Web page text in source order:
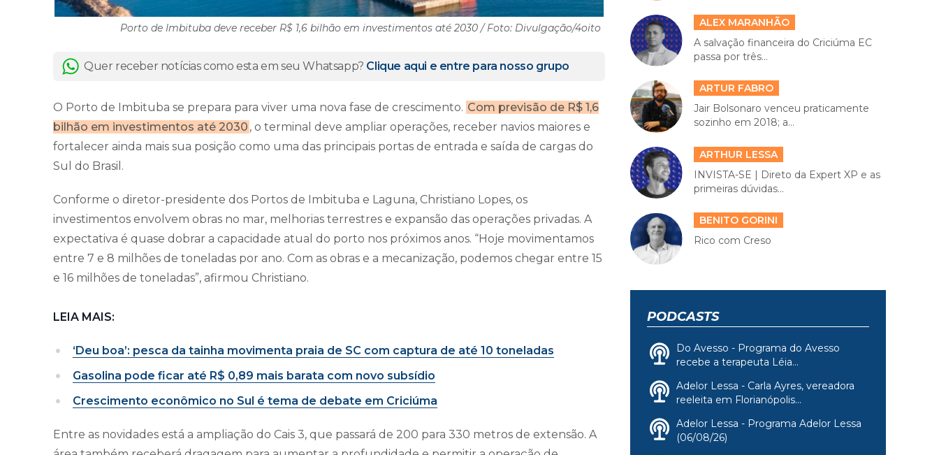
Porto de Imbituba deve receber R$ 1,6 bilhão em investimentos até 2030 / Foto: Divulgação/4oito
Quer receber notícias como esta em seu Whatsapp? Clique aqui e entre para nosso grupo
O Porto de Imbituba se prepara para viver uma nova fase de crescimento. Com previsão de R$ 1,6
bilhão em investimentos até 2030 , o terminal deve ampliar operações, receber navios maiores e
fortalecer ainda mais sua posição como uma das principais portas de entrada e saída de cargas do
Sul do Brasil.
Conforme o diretor-presidente dos Portos de Imbituba e Laguna, Christiano Lopes, os
investimentos envolvem obras no mar, melhorias terrestres e expansão das operações privadas. A
expectativa é quase dobrar a capacidade atual do porto nos próximos anos. “Hoje movimentamos
entre 7 e 8 milhões de toneladas por ano. Com as obras e a mecanização, podemos chegar entre 15
e 16 milhões de toneladas”, afirmou Christiano.
LEIA MAIS:
‘Deu boa’: pesca da tainha movimenta praia de SC com captura de até 10 toneladas
Gasolina pode ficar até R$ 0,89 mais barata com novo subsídio
Crescimento econômico no Sul é tema de debate em Criciúma
Entre as novidades está a ampliação do Cais 3, que passará de 200 para 330 metros de extensão. A
ALEX MARANHÃO
A salvação financeira do Criciúma EC
passa por três...
ARTUR FABRO
Jair Bolsonaro venceu praticamente
sozinho em 2018; a...
ARTHUR LESSA
INVISTA-SE | Direto da Expert XP e as
primeiras dúvidas...
BENITO GORINI
Rico com Creso
PODCASTS
Do Avesso - Programa do Avesso
recebe a terapeuta Léia...
Adelor Lessa - Carla Ayres, vereadora
reeleita em Florianópolis...
Adelor Lessa - Programa Adelor Lessa
(06/08/26)